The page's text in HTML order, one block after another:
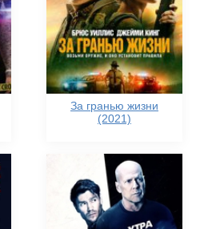
За гранью жизни
(2021)